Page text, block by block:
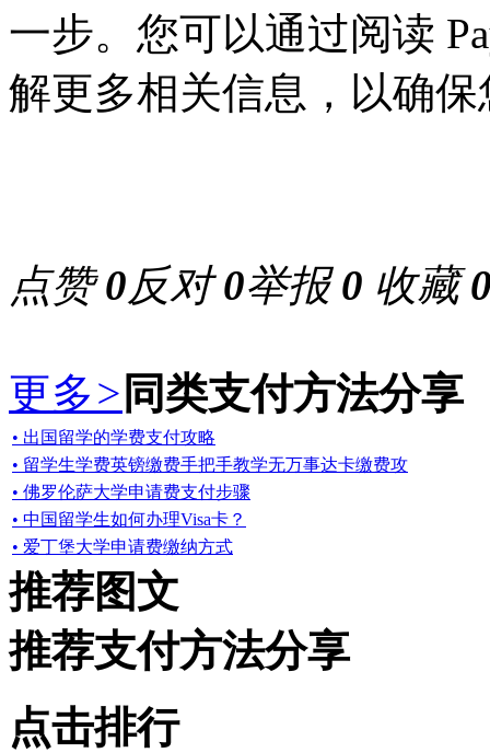
一步。您可以通过阅读
解更多相关信息，以确
点赞0反对0举报0 收藏
更多> 同类支付方法分享
• 出国留学的学费支付攻略
• 留学生学费英镑缴费手把手教学无万事达卡缴费攻
• 佛罗伦萨大学申请费支付步骤
• 中国留学生如何办理Visa卡？
• 爱丁堡大学申请费缴纳方式
推荐图文
推荐支付方法分享
点击排行